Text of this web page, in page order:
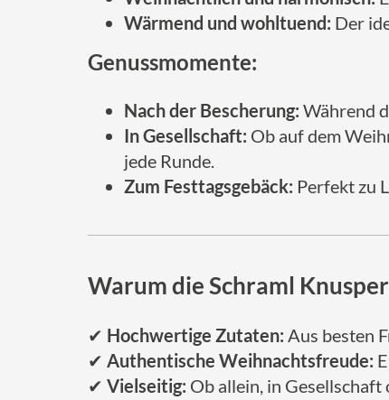
Wärmend und wohltuend: Der
Genussmomente:
Nach der Bescherung: Während
In Gesellschaft: Ob auf dem
jede Runde.
Zum Festtagsgebäck: Perfekt zu
Warum die Schraml
✔ Hochwertige Zutaten: Aus besten
✔ Authentische Weihnachtsfreude:
✔ Vielseitig: Ob allein, in